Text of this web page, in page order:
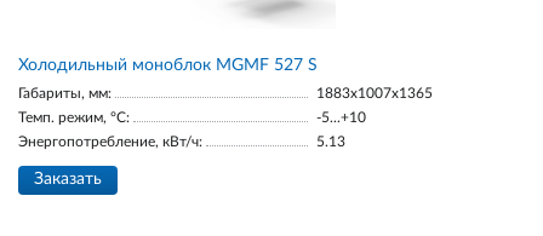
Холодильный моноблок MGМF 527 S
Габариты, мм:
1883х1007х1365
Темп. режим, °С:
-5...+10
Энергопотребление, кВт/ч:
5.13
Заказать